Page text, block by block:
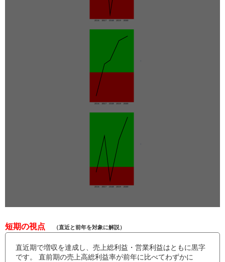
短期の視点 （直近と前年を対象に解説）
直近期で増収を達成し、売上総利益・営業利益はともに黒字
です。 直前期の売上高総利益率が前年に比べてわずかに